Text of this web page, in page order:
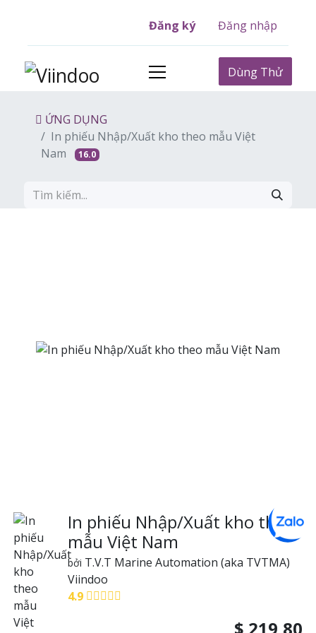
Đăng ký Đăng nhập
Dùng Thử
ỨNG DỤNG
In phiếu Nhập/Xuất kho theo mẫu Việt
Nam
16.0
In phiếu Nhập/Xuất kho theo
mẫu Việt Nam
bởi T.V.T Marine Automation (aka TVTMA)
Viindoo
4.9
$ 219,80